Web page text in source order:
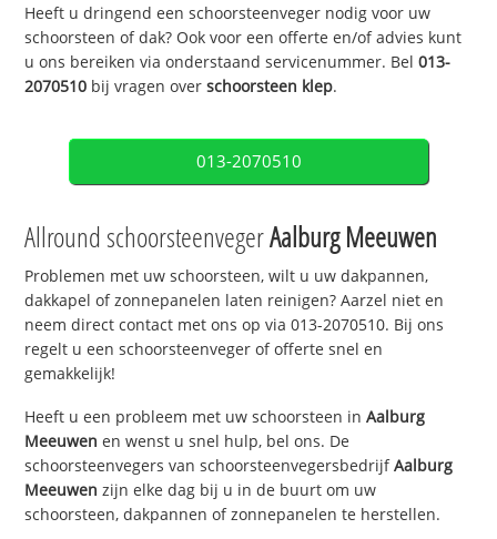
Heeft u dringend een schoorsteenveger nodig voor uw
schoorsteen of dak? Ook voor een offerte en/of advies kunt
u ons bereiken via onderstaand servicenummer. Bel013-
2070510 bij vragen overschoorsteen klep.
013-2070510
Allround schoorsteenvegerAalburg Meeuwen
Problemen met uw schoorsteen, wilt u uw dakpannen,
dakkapel of zonnepanelen laten reinigen? Aarzel niet en
neem direct contact met ons op via 013-2070510. Bij ons
regelt u een schoorsteenveger of offerte snel en
gemakkelijk!
Heeft u een probleem met uw schoorsteen inAalburg
Meeuwen en wenst u snel hulp, bel ons. De
schoorsteenvegers van schoorsteenvegersbedrijfAalburg
Meeuwen zijn elke dag bij u in de buurt om uw
schoorsteen, dakpannen of zonnepanelen te herstellen.